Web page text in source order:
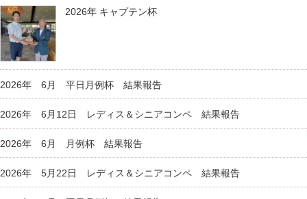
2026年 キャプテン杯
2026年 6月 平日月例杯 結果報告
2026年 6月12日 レディス＆シニアコンペ 結果報告
2026年 6月 月例杯 結果報告
2026年 5月22日 レディス＆シニアコンペ 結果報告